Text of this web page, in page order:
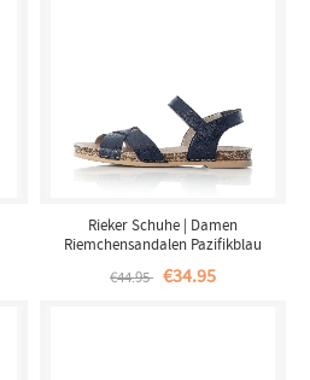
Rieker Schuhe | Damen
Riemchensandalen Pazifikblau
€44.95 €34.95